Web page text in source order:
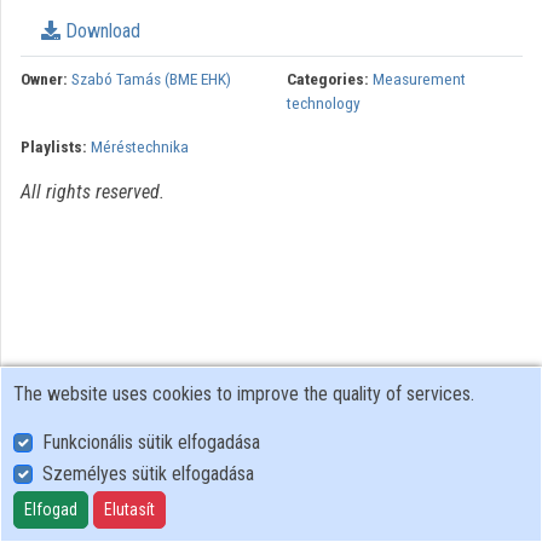
Organization playlists
Organizations
Download
Owner: Szabó Tamás (BME EHK) Categories: Measurement
technology
Playlists: Méréstechnika
All rights reserved.
User Policy
Adatkezelési tájékoztató (en)
Cookie Policy
The website uses cookies to improve the quality of services.
Funkcionális sütik elfogadása
Személyes sütik elfogadása
Elfogad Elutasít